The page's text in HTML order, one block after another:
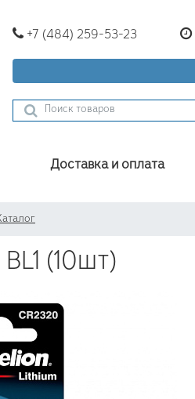
+7 (484) 259-53-23
Доставка и оплата
(10шт)